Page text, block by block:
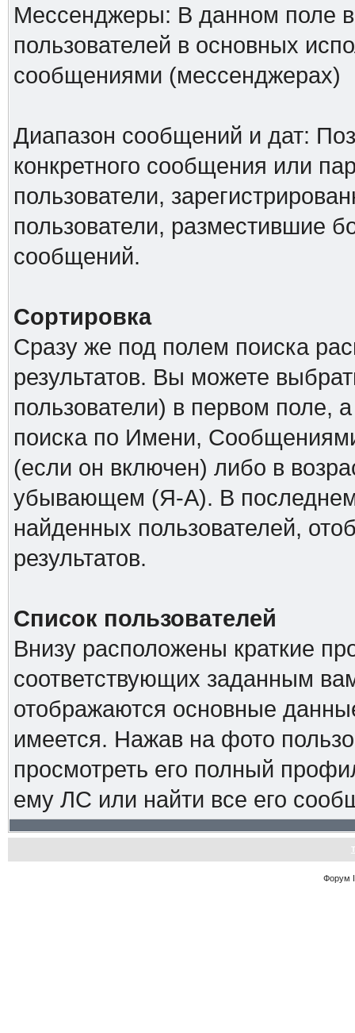
Мессенджеры: В данном поле
пользователей в основных
сообщениями (мессенджерах)
Диапазон сообщений и дат:
конкретного сообщения или
пользователи,
пользователи, разместившие
сообщений.
Сортировка
Сразу же под полем поиска
результатов. Вы можете
пользователи) в первом поле,
поиска по Имени,
(если он включен) либо в
убывающем (Я-А). В последнем
найденных пользователей,
результатов.
Список пользователей
Внизу расположены краткие
соответствующих заданным
отображаются основные
имеется. Нажав на фото
просмотреть его полный
ему ЛС или найти все его
Форум